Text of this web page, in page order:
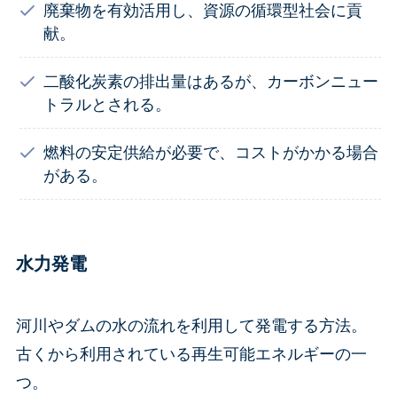
廃棄物を有効活用し、資源の循環型社会に貢
献。
二酸化炭素の排出量はあるが、カーボンニュー
トラルとされる。
燃料の安定供給が必要で、コストがかかる場合
がある。
水力発電
河川やダムの水の流れを利用して発電する方法。
古くから利用されている再生可能エネルギーの一
つ。